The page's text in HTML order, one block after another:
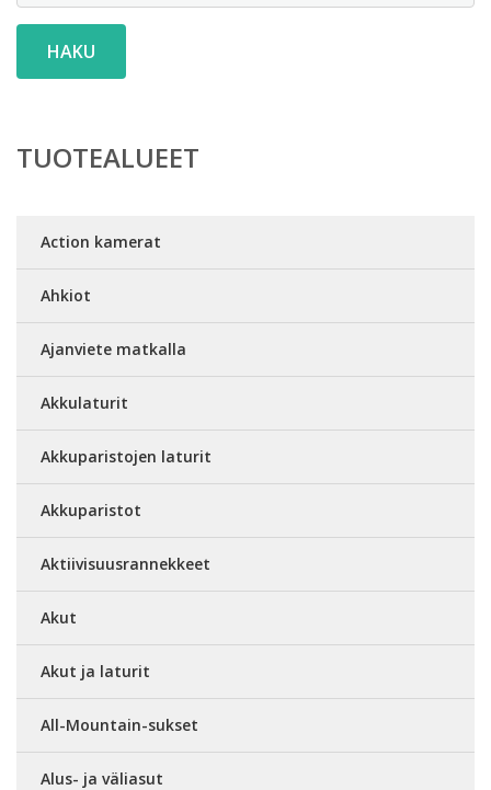
HAKU
TUOTEALUEET
Action kamerat
Ahkiot
Ajanviete matkalla
Akkulaturit
Akkuparistojen laturit
Akkuparistot
Aktiivisuusrannekkeet
Akut
Akut ja laturit
All-Mountain-sukset
Alus- ja väliasut